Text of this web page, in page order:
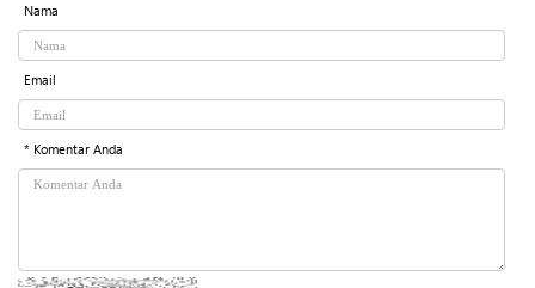
Nama
Email
* Komentar Anda